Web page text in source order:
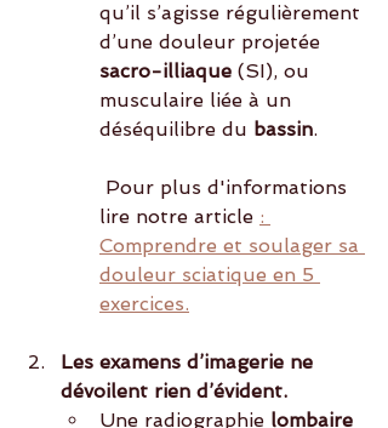
qu’il s’agisse régulièrement
d’une douleur projetée
sacro-illiaque (SI), ou
musculaire liée à un
déséquilibre du bassin.
lire notre article :
Comprendre et soulager sa
douleur sciatique en 5
exercices.
Les examens d’imagerie ne
dévoilent rien d’évident.
Une radiographie lombaire